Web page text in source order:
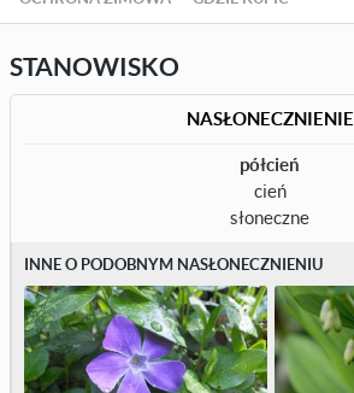
STANOWISKO
NASŁONECZNIENIE
półcień
cień
słoneczne
INNE O PODOBNYM NASŁONECZNIENIU